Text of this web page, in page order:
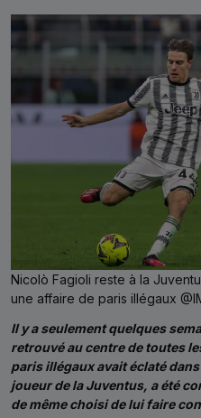
Nicolò Fagioli reste à la
une affaire de paris illégaux
Il y a seulement quelques
retrouvé au centre de toutes
paris illégaux avait éclaté
joueur de la Juventus, a été
de même choisi de lui faire